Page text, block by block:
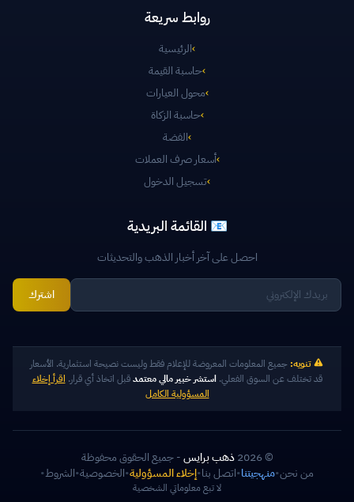
روابط سريعة
›الرئيسية
›حاسبة القيمة
›محول العيارات
›حاسبة الزكاة
›الفضة
›أسعار صرف العملات
›تسجيل الدخول
📧 القائمة البريدية
احصل على آخر أخبار الذهب والتحديثات
اشترك
تنويه: جميع المعلومات المعروضة للإعلام فقط وليست نصيحة استثمارية. الأسعار
قد تختلف عن السوق الفعلي.استشر خبير مالي معتمدقبل اتخاذ أي قرار. اقرأ إخلاء
المسؤولية الكامل
© 2026 ذهب برايس- جميع الحقوق محفوظة
من نحن•منهجيتنا•اتصل بنا•إخلاء المسؤولية•الخصوصية•الشروط•
لا تبع معلوماتي الشخصية